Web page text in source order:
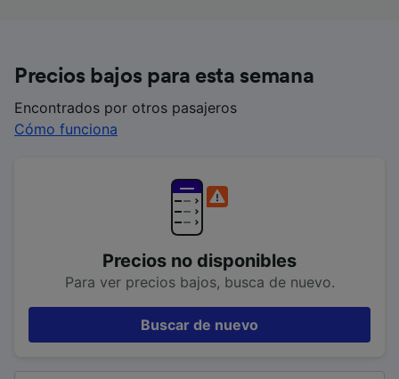
Precios bajos para esta semana
Encontrados por otros pasajeros
Cómo funciona
Precios no disponibles
Para ver precios bajos, busca de nuevo.
Buscar de nuevo